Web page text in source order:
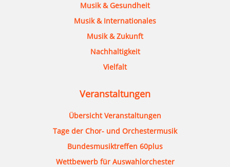
Musik & Gesundheit
Musik & Internationales
Musik & Zukunft
Nachhaltigkeit
Vielfalt
Veranstaltungen
Übersicht Veranstaltungen
Tage der Chor- und Orchestermusik
Bundesmusiktreffen 60plus
Wettbewerb für Auswahlorchester